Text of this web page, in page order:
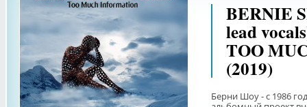
BERNIE
lead
TOO
(2019)
Берни Шоу - с 1986